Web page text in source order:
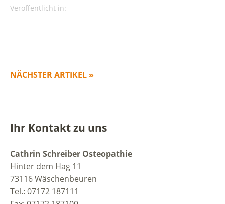
Veröffentlicht in:
NÄCHSTER ARTIKEL »
Ihr Kontakt zu uns
Cathrin Schreiber Osteopathie
Hinter dem Hag 11
73116 Wäschenbeuren
Tel.: 07172 187111